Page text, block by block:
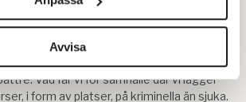
och analysera vår trafik. Vi
sådana identifierare och annan
enhet till de sociala medier och
som vi samarbetar med.
kombinera informationen med annan
Avvisa